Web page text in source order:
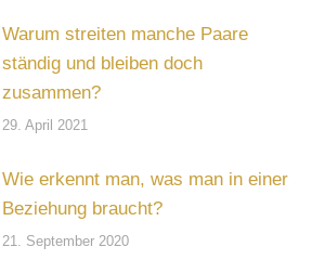
Warum streiten manche Paare
ständig und bleiben doch
zusammen?
29. April 2021
Wie erkennt man, was man in einer
Beziehung braucht?
21. September 2020